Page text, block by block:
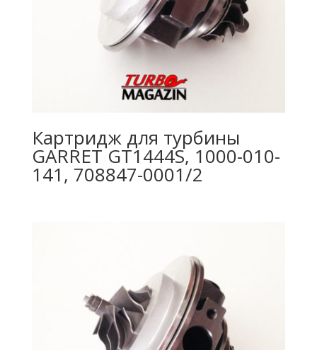
Картридж для турбины
GARRET GT1444S, 1000-010-
141, 708847-0001/2